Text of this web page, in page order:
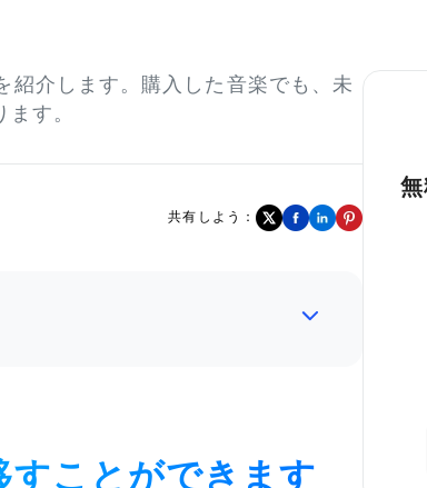
紹介します。購入した音楽でも、未
す。
共有しよう：
すことができます